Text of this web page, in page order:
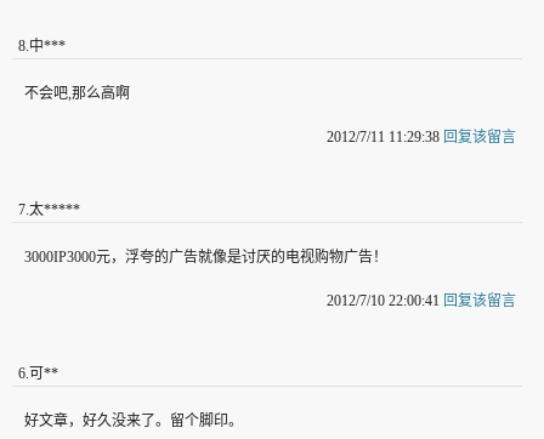
8.中***
不会吧,那么高啊
2012/7/11 11:29:38 回复该留言
7.太*****
3000IP3000元，浮夸的广告就像是讨厌的电视购物广告！
2012/7/10 22:00:41 回复该留言
6.可**
好文章，好久没来了。留个脚印。